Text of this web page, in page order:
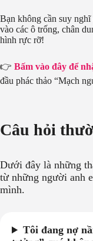
Bạn không cần suy
vào các ô trống, chân
hình rực rỡ!
👉 Bấm vào đây để
đầu phác thảo “Mạch
Câu hỏi
Dưới đây là những
từ những người anh
mình.
Tôi đang nợ